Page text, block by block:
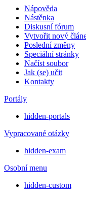
Nápověda
Nástěnka
Diskusní fórum
Vytvořit nový
Poslední změny
Speciální stránky
Načíst soubor
Jak (se) učit
Kontakty
Portály
hidden-portals
Vypracované otázky
hidden-exam
Osobní menu
hidden-custom